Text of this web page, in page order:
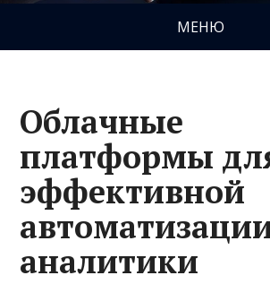
МЕНЮ
Облачные
платформы
эффективной
аналитики